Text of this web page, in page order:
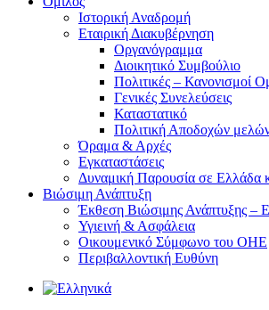
Ιστορική Αναδρομή
Εταιρική Διακυβέρνηση
Οργανόγραμμα
Διοικητικό Συμβούλιο
Πολιτικές – Κανονισμοί
Γενικές Συνελεύσεις
Καταστατικό
Πολιτική Αποδοχών
Όραμα & Αρχές
Εγκαταστάσεις
Δυναμική Παρουσία σε Ελλάδα
Βιώσιμη Ανάπτυξη
Έκθεση Βιώσιμης Ανάπτυξης –
Υγιεινή & Ασφάλεια
Οικουμενικό Σύμφωνο του ΟΗΕ
Περιβαλλοντική Ευθύνη